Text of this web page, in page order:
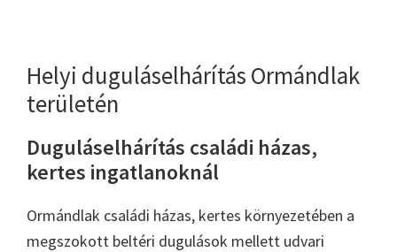
Helyi duguláselhárítás Ormándlak
területén
Duguláselhárítás családi házas,
kertes ingatlanoknál
Ormándlak családi házas, kertes környezetében a
megszokott beltéri dugulások mellett udvari